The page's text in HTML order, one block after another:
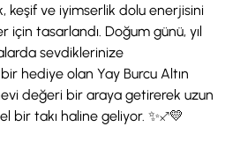
keşif ve iyimserlik dolu enerjisini
tasarlandı. Doğum günü, yıl
sevdiklerinize
hediye olan Yay Burcu Altın
değeri bir araya getirerek uzun
bir takı haline geliyor. ✨♐💛